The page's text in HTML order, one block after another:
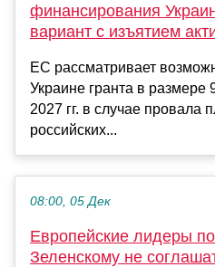
финансирования
вариант с изъятием
ЕС рассматривает
Украине гранта в
2027 гг. в случае провала
российских...
08:00, 05 Дек
Европейские лидеры
Зеленскому не